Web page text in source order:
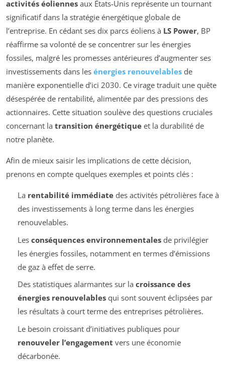
activités éoliennes aux États-Unis représente un tournant
significatif dans la stratégie énergétique globale de
l’entreprise. En cédant ses dix parcs éoliens à LS Power, BP
réaffirme sa volonté de se concentrer sur les énergies
fossiles, malgré les promesses antérieures d’augmenter ses
investissements dans les énergies renouvelables de
manière exponentielle d’ici 2030. Ce virage traduit une quête
désespérée de rentabilité, alimentée par des pressions des
actionnaires. Cette situation soulève des questions cruciales
concernant la transition énergétique et la durabilité de
notre planète.
Afin de mieux saisir les implications de cette décision,
prenons en compte quelques exemples et points clés :
La rentabilité immédiatedes activités pétrolières face à
des investissements à long terme dans les énergies
renouvelables.
Les conséquences environnementalesde privilégier
les énergies fossiles, notamment en termes d’émissions
de gaz à effet de serre.
Des statistiques alarmantes sur la croissance des
énergies renouvelablesqui sont souvent éclipsées par
les résultats à court terme des entreprises pétrolières.
Le besoin croissant d’initiatives publiques pour
renouveler l’engagement vers une économie
décarbonée.